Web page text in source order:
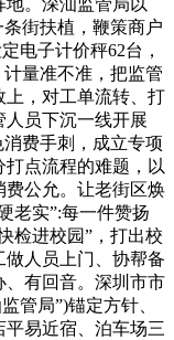
。深汕监管局以
街扶植，鞭策商户
电子计价秤62台，
量准不准，把监管
上，对工单流转、打
人员下沉一线开展
费手刺，成立专项
点流程的难题，以
费公允。让老街区焕
老实”:每一件赞扬
检进校园”，打出校
做人员上门、协帮备
、有回音。深圳市市
管局”)锚定方针、
平易近宿、泊车场三